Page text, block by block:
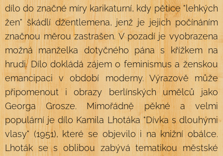
dílo do značné míry karikaturní, kdy pětice "lehkých
žen" škádlí džentlemena, jenž je jejich počínáním
značnou měrou zastrašen. V pozadí je vyobrazena
možná manželka dotyčného pána s křížkem na
hrudi. Dílo dokládá zájem o feminismus a ženskou
emancipaci v období moderny. Výrazově může
připomenout i obrazy berlínských umělců jako
Georga Grosze. Mimořádně pěkné a velmi
populární je dílo Kamila Lhotáka "Dívka s dlouhými
vlasy" (1951), které se objevilo i na knižní obálce.
Lhoták se s oblibou zabývá tematikou městské